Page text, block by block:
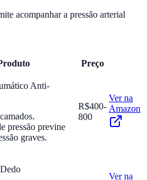
acompanhar a pressão arterial
Preço
Anti-
pressão previne
graves.
R$400-
800
Ver na
Amazon
Ver na